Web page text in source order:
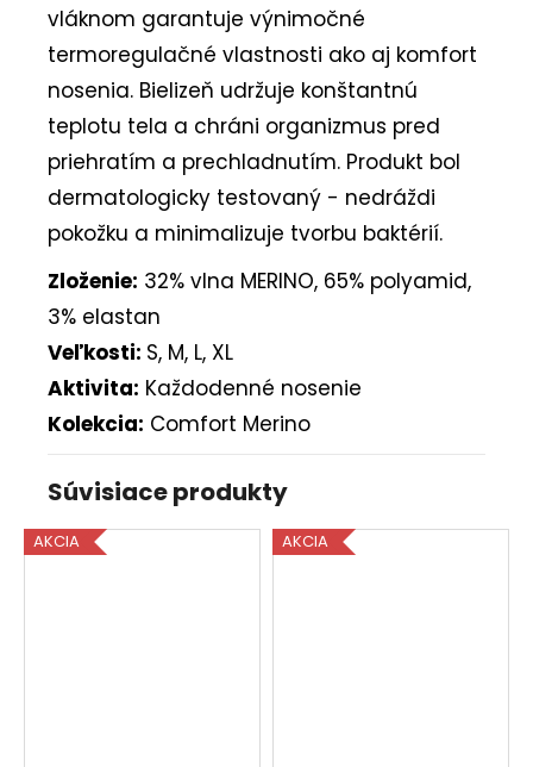
vláknom garantuje výnimočné
termoregulačné vlastnosti ako aj komfort
nosenia. Bielizeň udržuje konštantnú
teplotu tela a chráni organizmus pred
priehratím a prechladnutím. Produkt bol
dermatologicky testovaný - nedráždi
pokožku a minimalizuje tvorbu baktérií.
Zloženie: 32% vlna MERINO, 65% polyamid,
3% elastan
Veľkosti: S, M, L, XL
Aktivita: Každodenné nosenie
Kolekcia: Comfort Merino
Súvisiace produkty
AKCIA AKCIA